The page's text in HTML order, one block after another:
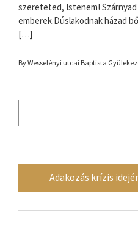
szereteted, Istenem!
emberek.Dúslakodnak házad
[…]
By Wesselényi utcai Baptista
Adakozás krízis